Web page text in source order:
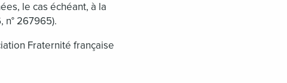
le cas échéant, à la
267965).
Fraternité française